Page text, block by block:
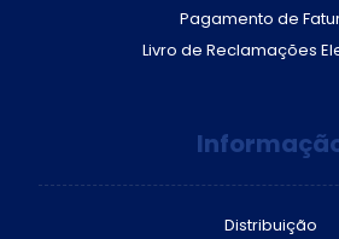
Pagamento de
Livro de Reclamações
Distribuição